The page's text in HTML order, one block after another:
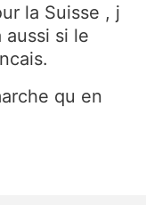
la Suisse , j
si le
qu en